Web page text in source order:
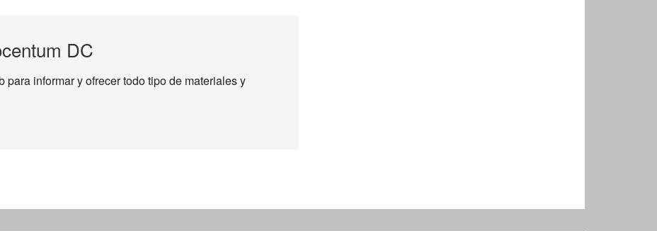
DC
para informar y ofrecer todo tipo de materiales y